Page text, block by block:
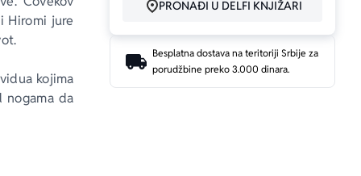
Hiromi jure
kojima
da
PRONAĐI U DELFI KNJIŽARI
Besplatna dostava na teritoriji Srbije za
porudžbine preko 3.000 dinara.